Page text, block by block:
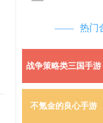
热门
战争策略类三国手游
不氪金的良心手游